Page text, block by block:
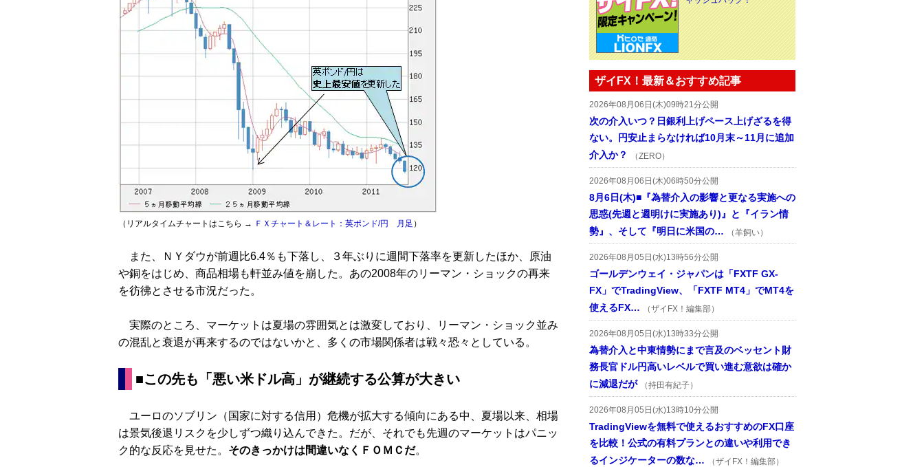
（リアルタイムチャートはこちら → ＦＸチャート＆レート：英ポンド/円 月足 ）
また、ＮＹダウが前週比6.4％も下落し、３年ぶりに週間下落率を更新したほか、原油
や銅をはじめ、商品相場も軒並み値を崩した。あの2008年のリーマン・ショックの再来
を彷彿とさせる市況だった。
実際のところ、マーケットは夏場の雰囲気とは激変しており、リーマン・ショック並み
の混乱と衰退が再来するのではないかと、多くの市場関係者は戦々恐々としている。
■この先も 「悪い米ドル高」が継続する公算が大きい
ユーロのソブリン（国家に対する信用）危機が拡大する傾向にある中、夏場以来、相場
は景気後退リスクを少しずつ織り込んできた。だが、それでも先週のマーケットはパニッ
ク的な反応を見せた。 そのきっかけは間違いなくＦＯＭＣだ。
ザイFX！最新＆おすすめ記事
2026年08月06日(木)09時21分公開
次の介入いつ？日銀利上げペース上げざるを得
ない。円安止まらなければ10月末～11月に追加
介入か？
（ZERO）
2026年08月06日(木)06時50分公開
8月6日(木)■『為替介入の影響と更なる実施への
思惑(先週と週明けに実施あり)』と『イラン情
勢』、そして『明日に米国の…
（羊飼い）
2026年08月05日(水)13時56分公開
ゴールデンウェイ・ジャパンは「FXTF GX-
FX」でTradingView、「FXTF MT4」でMT4を
使えるFX…
（ザイFX！編集部）
2026年08月05日(水)13時33分公開
為替介入と中東情勢にまで言及のベッセント財
務長官ドル円高いレベルで買い進む意欲は確か
に減退だが
（持田有紀子）
2026年08月05日(水)13時10分公開
TradingViewを無料で使えるおすすめのFX口座
を比較！公式の有料プランとの違いや利用でき
るインジケーターの数な…
（ザイFX！編集部）